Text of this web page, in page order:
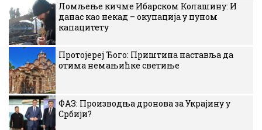
Ломљење кичме Ибарском Колашину: И
данас као некад – окупација у пуном
капацитету
Протојереј Ђого: Приштина наставља да
отима немањићке светиње
ФАЗ: Производња дронова за Украјину у
Србији?